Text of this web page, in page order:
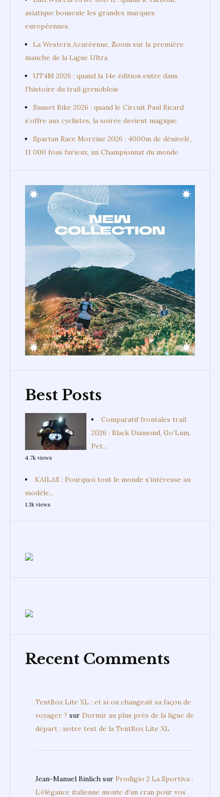
asiatique bouscule les grandes marques
européennes
La Western Azuréenne, Zoom sur la première
manche de la Ligue Ultra
UT4M 2026 : quand la 14e édition entre dans
l’histoire du trail grenoblois
Sunset Bike 2026 : quand le Circuit Paul Ricard
s’offre aux cyclistes, la soirée devient magique
Spartan Race Morzine 2026 : 4000m de dénivelé,
11 000 fous furieux, un Championnat du monde
Best Posts
Comparatif frontales trail
2026 : Black Diamond, Go’Lum,
Pet...
4.7k views
KAILAS : Pourquoi tout le monde s’intéresse au
modèle...
1.3k views
Recent Comments
TentBox Lite XL : et si on changeait sa façon de
voyager ? sur Dormir au plus près de la ligne de
départ : notre test de la TentBox Lite XL
Jean-Manuel Binlich sur Prodigio 2 La Sportiva :
L’élégance italienne monte d’un cran pour vos